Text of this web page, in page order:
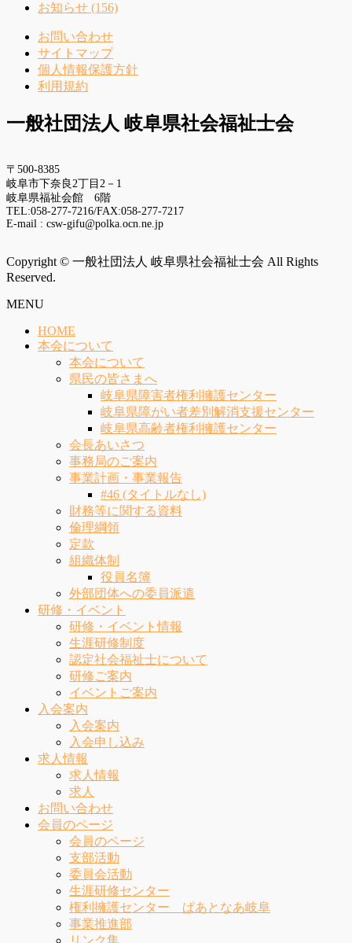
お知らせ (156)
お問い合わせ
サイトマップ
個人情報保護方針
利用規約
一般社団法人 岐阜県社会福祉士会
〒500-8385
岐阜市下奈良2丁目2－1
岐阜県福祉会館 6階
TEL:058-277-7216/FAX:058-277-7217
E-mail : csw-gifu@polka.ocn.ne.jp
Copyright © 一般社団法人 岐阜県社会福祉士会 All Rights
Reserved.
MENU
HOME
本会について
本会について
県民の皆さまへ
岐阜県障害者権利擁護センター
岐阜県障がい者差別解消支援センター
岐阜県高齢者権利擁護センター
会長あいさつ
事務局のご案内
事業計画・事業報告
#46 (タイトルなし)
財務等に関する資料
倫理綱領
定款
組織体制
役員名簿
外部団体への委員派遣
研修・イベント
研修・イベント情報
生涯研修制度
認定社会福祉士について
研修ご案内
イベントご案内
入会案内
入会案内
入会申し込み
求人情報
求人情報
求人
お問い合わせ
会員のページ
会員のページ
支部活動
委員会活動
生涯研修センター
権利擁護センター ぱあとなあ岐阜
事業推進部